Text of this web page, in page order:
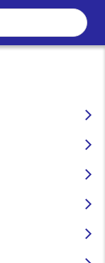
する